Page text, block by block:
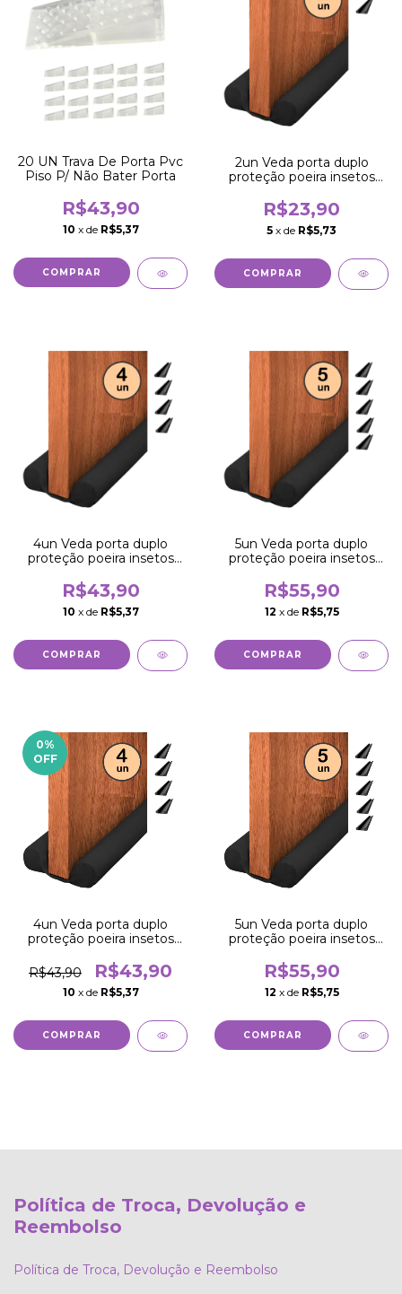
20 UN Trava De Porta Pvc
Piso P/ Não Bater Porta
R$43,90
10 x de R$5,37
2un Veda porta duplo
proteção poeira insetos
R$23,90
5 x de R$5,73
4un Veda porta duplo
proteção poeira insetos
R$43,90
10 x de R$5,37
5un Veda porta duplo
proteção poeira insetos
R$55,90
12 x de R$5,75
0%
OFF
4un Veda porta duplo
proteção poeira insetos
R$43,90
R$43,90
10 x de R$5,37
5un Veda porta duplo
proteção poeira insetos
R$55,90
12 x de R$5,75
Política de Troca, Devolução e
Reembolso
Política de Troca, Devolução e Reembolso